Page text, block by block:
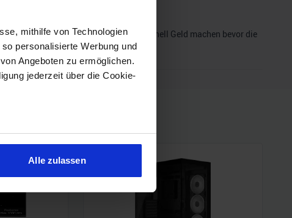
mithilfe von Technologien
personalisierte Werbung und
Angeboten zu ermöglichen.
jederzeit über die Cookie-
sein können
Ihre Präferenzen im
Medien anbieten zu können
Alle zulassen
klingt eher nach jetzt noch schnell Geld machen bevor die